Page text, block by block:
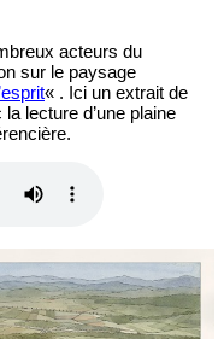
acteurs du
sur le paysage
« . Ici un extrait de
lecture d’une plaine